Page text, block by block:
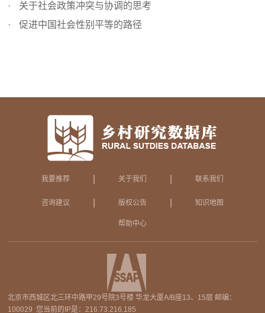
关于社会政策冲突与协调的思考
促进中国社会性别平等的路径
我要推荐 关于我们 联系我们
咨询建议 版权公告 知识地图
帮助中心
北京市西城区北三环中路甲29号院3号楼 华龙大厦A/B座13、15层 邮编：
100029 您当前的IP是：216.73.216.185